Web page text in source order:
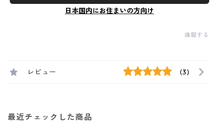
日本国内にお住まいの方向け
通報する
レビュー (3)
最近チェックした商品